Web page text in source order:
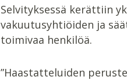
Selvityksessä kerättiin
vakuutusyhtiöiden ja
toimivaa henkilöä.
”Haastatteluiden